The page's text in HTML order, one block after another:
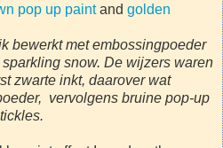
pop up paintand golden
bewerkt met embossingpoeder
snow. De wijzers waren
zwarte inkt, daarover wat
vervolgens bruine pop-up